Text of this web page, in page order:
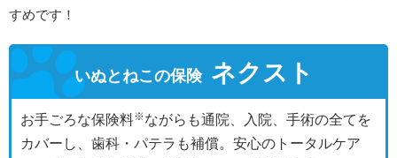
すめです！
いぬとねこの保険 ネクスト
お手ごろな保険料
ながらも通院、入院、手術の全てを
カバーし、歯科・パテラも補償。安心のトータルケア